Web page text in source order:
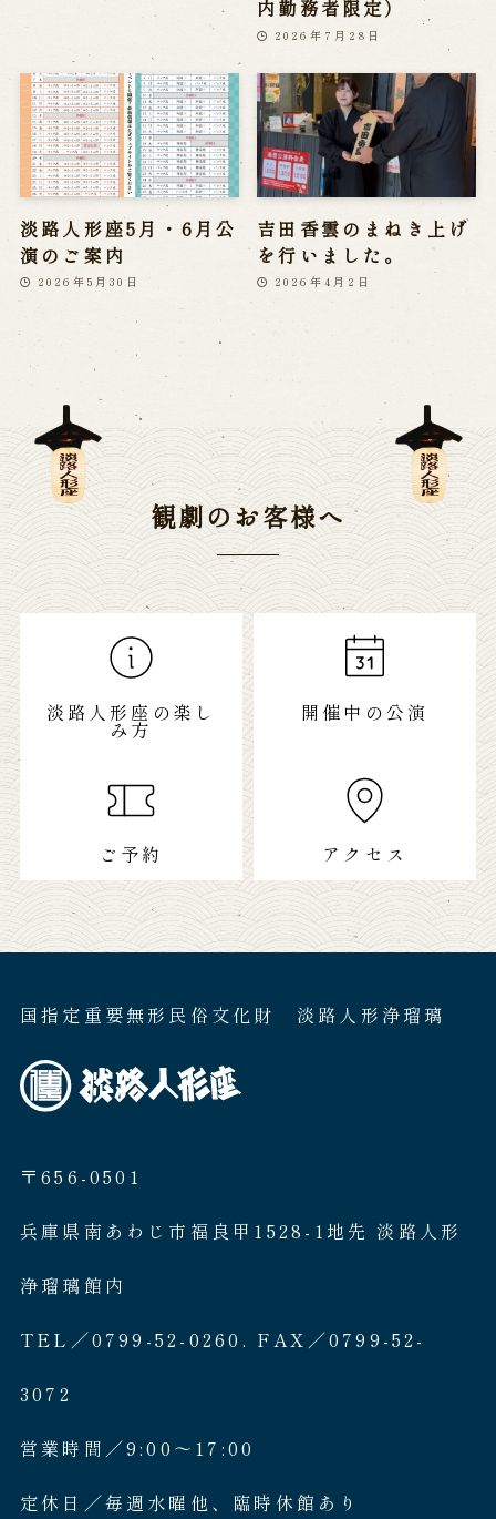
内勤務者限定）
2026年7月28日
淡路人形座5月・6月公
演のご案内
2026年5月30日
吉田香雲のまねき上げ
を行いました。
2026年4月2日
観劇のお客様へ
淡路人形座の楽し
み方
開催中の公演
ご予約 アクセス
国指定重要無形民俗文化財 淡路人形浄瑠璃
〒656-0501
兵庫県南あわじ市福良甲1528-1地先 淡路人形
浄瑠璃館内
TEL／0799-52-0260. FAX／0799-52-
3072
営業時間／9:00〜17:00
定休日／毎週水曜他、臨時休館あり